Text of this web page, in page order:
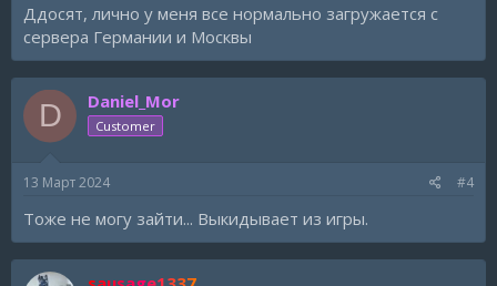
Ддосят, лично у меня все нормально загружается с
сервера Германии и Москвы
D Daniel_Mor
Customer
13 Март 2024 #4
Тоже не могу зайти... Выкидывает из игры.